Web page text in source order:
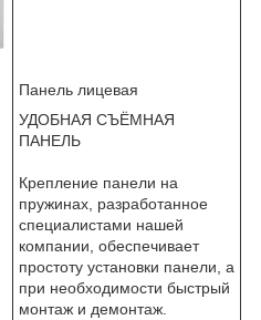
Панель лицевая
УДОБНАЯ СЪЁМНАЯ
ПАНЕЛЬ
Крепление панели на
пружинах, разработанное
специалистами нашей
компании, обеспечивает
простоту установки панели, а
при необходимости быстрый
монтаж и демонтаж.